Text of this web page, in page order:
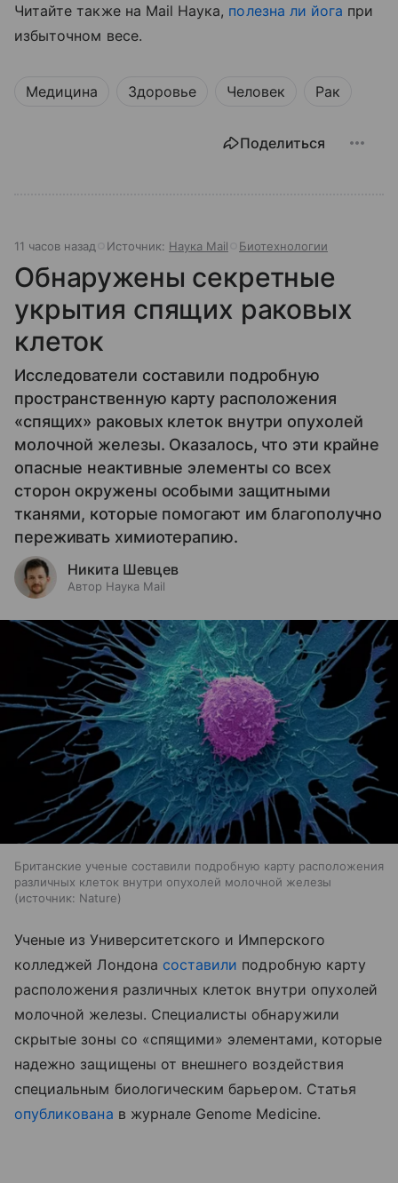
Читайте также на Mail Наука, полезна ли йога при
избыточном весе.
Медицина Здоровье Человек Рак
Поделиться
11 часов назад Источник: Наука Mail Биотехнологии
Обнаружены секретные
укрытия спящих раковых
клеток
Исследователи составили подробную
пространственную карту расположения
«спящих» раковых клеток внутри опухолей
молочной железы. Оказалось, что эти крайне
опасные неактивные элементы со всех
сторон окружены особыми защитными
тканями, которые помогают им благополучно
переживать химиотерапию.
Никита Шевцев
Автор Наука Mail
Британские ученые составили подробную карту расположения
различных клеток внутри опухолей молочной железы
источник: Nature
Ученые из Университетского и Имперского
колледжей Лондона составили подробную карту
расположения различных клеток внутри опухолей
молочной железы. Специалисты обнаружили
скрытые зоны со «спящими» элементами, которые
надежно защищены от внешнего воздействия
специальным биологическим барьером. Статья
опубликована в журнале Genome Medicine.